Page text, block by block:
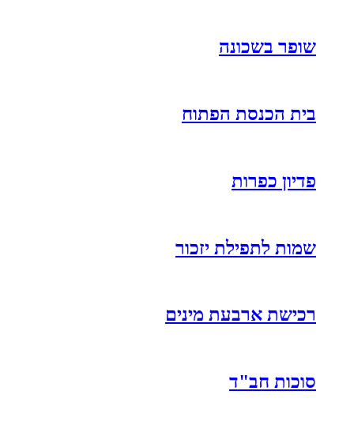
שופר בשכונה
בית הכנסת הפתוח
פדיון כפרות
שמות לתפילת יזכור
רכישת ארבעת מינים
סוכות חב"ד